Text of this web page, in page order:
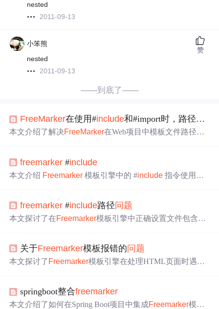
nested
2011-09-13
小笨熊
nested
2011-09-13
赞
——到底了——
FreeMarker在使用#include和#import时，路径问题
本文介绍了解决FreeMarker在Web项目中模板文件路径配
freemarker #include
本文介绍 Freemarker 模板引擎中的 #include 指令使用方
freemarker #include路径问题
本文探讨了在Freemarker模板引擎中正确设置文件包含路
关于Freemarker模板报错的问题
本文探讨了 Freemarker模板引擎在处理HTML页面时遇到
定div中使用#include标签来解决格式化时出现的警告。
springboot整合freemarker
本文介绍了如何在Spring Boot项目中集成Freemarker模板